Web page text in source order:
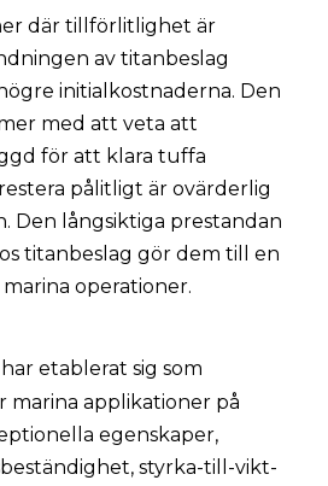
där tillförlitlighet är
av titanbeslag
initialkostnaderna. Den
med att veta att
för att klara tuffa
pålitligt är ovärderlig
Den långsiktiga prestandan
titanbeslag gör dem till en
operationer.
har etablerat sig som
marina applikationer på
egenskaper,
styrka-till-vikt-